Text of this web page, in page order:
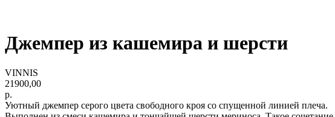
Джемпер из кашемира и шерсти
VINNIS
21900,00
р.
Уютный джемпер серого цвета свободного кроя со спущенной линией плеча.